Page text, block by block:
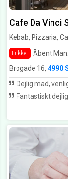
Cafe Da Vinci
Kebab, Pizzaria,
Lukket Åbent
Brogade 16, 4990
Dejlig mad, venlige folk bag
Fantastiskt dejligt sted med skønne omgivelser, mad og sevice